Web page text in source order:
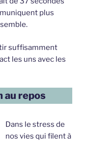
plus
suffisamment
les uns avec les
au repos
Dans le stress de
nos vies qui filent à